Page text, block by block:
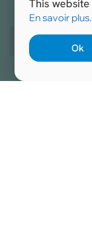
This
En savoir
Ok
Site